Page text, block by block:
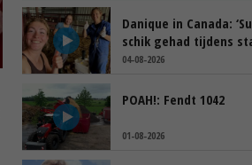
Danique in Canada:
schik gehad tijdens
04-08-2026
POAH!: Fendt 1042
01-08-2026